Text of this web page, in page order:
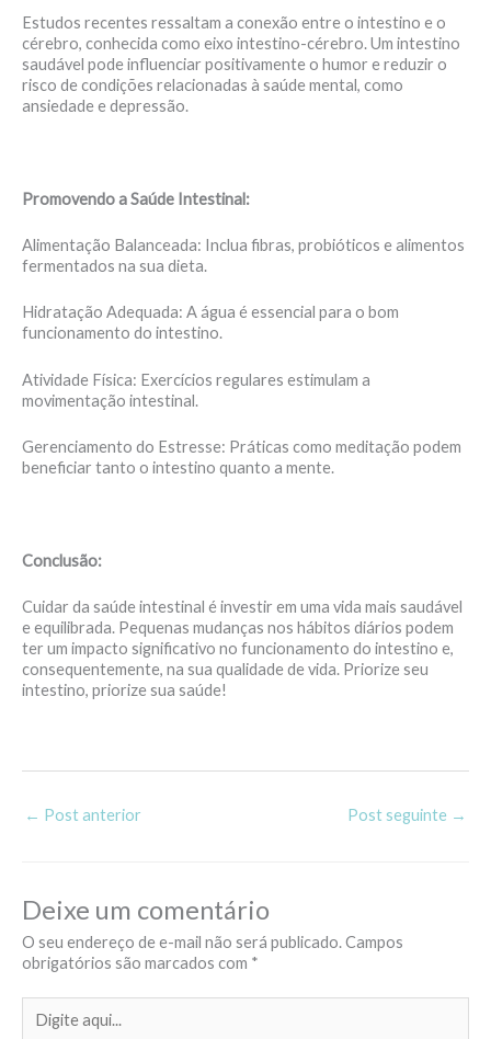
Estudos recentes ressaltam a conexão entre o intestino e o
cérebro, conhecida como eixo intestino-cérebro. Um intestino
saudável pode influenciar positivamente o humor e reduzir o
risco de condições relacionadas à saúde mental, como
ansiedade e depressão.
Promovendo a Saúde Intestinal:
Alimentação Balanceada: Inclua fibras, probióticos e alimentos
fermentados na sua dieta.
Hidratação Adequada: A água é essencial para o bom
funcionamento do intestino.
Atividade Física: Exercícios regulares estimulam a
movimentação intestinal.
Gerenciamento do Estresse: Práticas como meditação podem
beneficiar tanto o intestino quanto a mente.
Conclusão:
Cuidar da saúde intestinal é investir em uma vida mais saudável
e equilibrada. Pequenas mudanças nos hábitos diários podem
ter um impacto significativo no funcionamento do intestino e,
consequentemente, na sua qualidade de vida. Priorize seu
intestino, priorize sua saúde!
← Post anterior Post seguinte →
Deixe um comentário
O seu endereço de e-mail não será publicado.Campos
obrigatórios são marcados com *
aqui...